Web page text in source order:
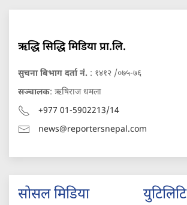
ऋद्धि सिद्धि मिडिया प्रा.लि.
सुचना बिभाग दर्ता नं. : १४१२ /०७५-७६
सञ्चालक: ऋषिराज धमला
+977 01-5902213/14
news@reportersnepal.com
सोसल मिडिया युटिलिटि